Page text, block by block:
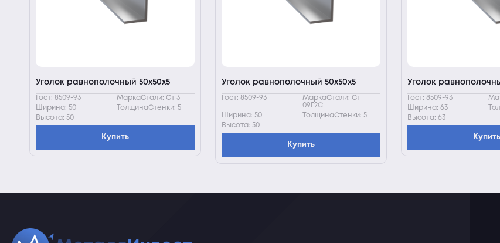
Уголок равнополочный 50х50х5
Гост: 8509-93
МаркаСтали: Ст 3
Ширина: 50
ТолщинаСтенки: 5
Высота: 50
Купить
Уголок равнополочный 50х50х5
Гост: 8509-93
МаркаСтали: Ст
09Г2С
Ширина: 50
ТолщинаСтенки: 5
Высота: 50
Купить
Уголок
Гост: 8509-93
Ширина: 63
Высота: 63
Купить